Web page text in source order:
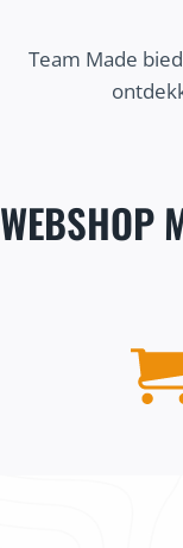
Team Made
WEBSHOP